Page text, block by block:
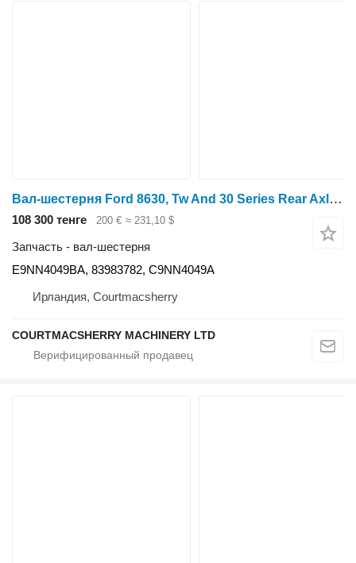
Вал-шестерня Ford 8630, Tw And 30 Series Rear Axle Shaft Gear 17 T E9nn4049ba E9NN4049BA для трактора колесного
108 300 тенге 200 € ≈ 231,10 $
Запчасть - вал-шестерня
E9NN4049BA, 83983782, C9NN4049A
Ирландия, Courtmacsherry
COURTMACSHERRY MACHINERY LTD